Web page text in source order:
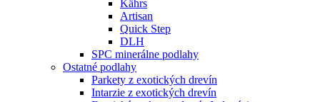
Kährs
Artisan
Quick Step
DLH
SPC minerálne podlahy
Ostatné podlahy
Parkety z exotických drevín
Intarzie z exotických drevín